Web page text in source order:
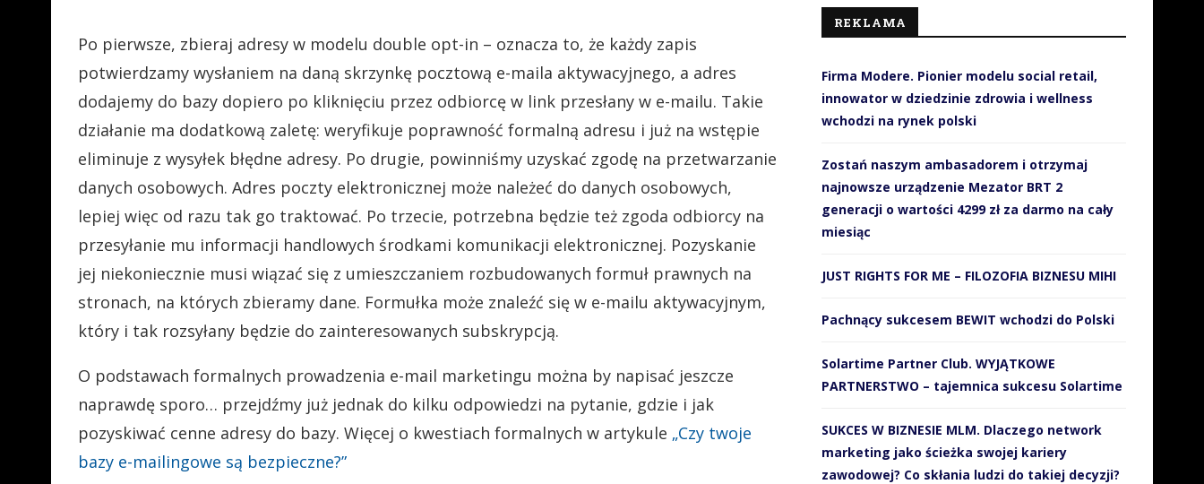
Po pierwsze, zbieraj adresy w modelu double opt-in – oznacza to, że każdy zapis
potwierdzamy wysłaniem na daną skrzynkę pocztową e-maila aktywacyjnego, a adres
dodajemy do bazy dopiero po kliknięciu przez odbiorcę w link przesłany w e-mailu. Takie
działanie ma dodatkową zaletę: weryfikuje poprawność formalną adresu i już na wstępie
eliminuje z wysyłek błędne adresy. Po drugie, powinniśmy uzyskać zgodę na przetwarzanie
danych osobowych. Adres poczty elektronicznej może należeć do danych osobowych,
lepiej więc od razu tak go traktować. Po trzecie, potrzebna będzie też zgoda odbiorcy na
przesyłanie mu informacji handlowych środkami komunikacji elektronicznej. Pozyskanie
jej niekoniecznie musi wiązać się z umieszczaniem rozbudowanych formuł prawnych na
stronach, na których zbieramy dane. Formułka może znaleźć się w e-mailu aktywacyjnym,
który i tak rozsyłany będzie do zainteresowanych subskrypcją.
O podstawach formalnych prowadzenia e-mail marketingu można by napisać jeszcze
naprawdę sporo… przejdźmy już jednak do kilku odpowiedzi na pytanie, gdzie i jak
pozyskiwać cenne adresy do bazy. Więcej o kwestiach formalnych w artykule „Czy twoje
bazy e-mailingowe są bezpieczne?”
REKLAMA
Firma Modere. Pionier modelu social retail,
innowator w dziedzinie zdrowia i wellness
wchodzi na rynek polski
Zostań naszym ambasadorem i otrzymaj
najnowsze urządzenie Mezator BRT 2
generacji o wartości 4299 zł za darmo na cały
miesiąc
JUST RIGHTS FOR ME – FILOZOFIA BIZNESU MIHI
Pachnący sukcesem BEWIT wchodzi do Polski
Solartime Partner Club. WYJĄTKOWE
PARTNERSTWO – tajemnica sukcesu Solartime
SUKCES W BIZNESIE MLM. Dlaczego network
marketing jako ścieżka swojej kariery
zawodowej? Co skłania ludzi do takiej decyzji?